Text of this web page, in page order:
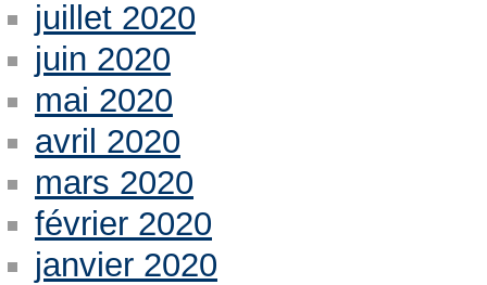
juillet 2020
juin 2020
mai 2020
avril 2020
mars 2020
février 2020
janvier 2020